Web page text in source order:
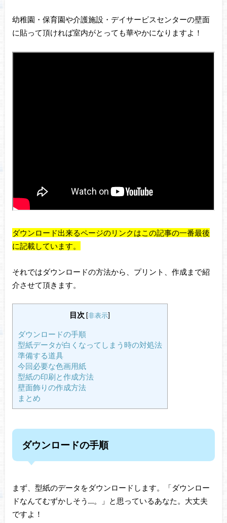
幼稚園・保育園や介護施設・デイサービスセンターの壁面
に貼って頂ければ室内がとっても華やかになりますよ！
ダウンロード出来るページのリンクはこの記事の一番最後
に記載しています。
それではダウンロードの方法から、プリント、作成まで紹
介させて頂きます。
目次 [非表示]
ダウンロードの手順
型紙データが白くなってしまう時の対処法
準備する道具
今回必要な色画用紙
型紙の印刷と作成方法
壁面飾りの作成方法
まとめ
ダウンロードの手順
まず、型紙のデータをダウンロードします。「ダウンロー
ドなんてむずかしそう…。」と思っているあなた。大丈夫
ですよ！